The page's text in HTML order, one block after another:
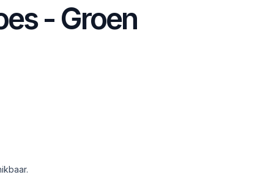
- Groen